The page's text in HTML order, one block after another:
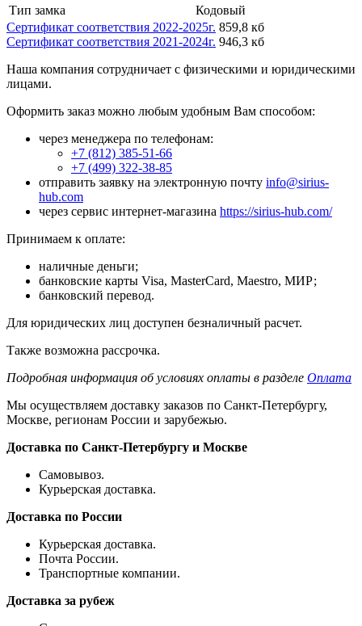
Тип замка
Кодовый
Сертификат соответствия 2022-2025г. 859,8 кб
Сертификат соответствия 2021-2024г. 946,3 кб
Наша компания сотрудничает с физическими и юридическими
лицами.
Оформить заказ можно любым удобным Вам способом:
через менеджера по телефонам:
+7 (812) 385-51-66
+7 (499) 322-38-85
отправить заявку на электронную почту info@sirius-
hub.com
через сервис интернет-магазина https://sirius-hub.com/
Принимаем к оплате:
наличные деньги;
банковские карты Visa, MasterCard, Maestro, МИР;
банковский перевод.
Для юридических лиц доступен безналичный расчет.
Также возможна рассрочка.
Подробная информация об условиях оплаты в разделе Оплата
Мы осуществляем доставку заказов по Санкт-Петербургу,
Москве, регионам России и зарубежью.
Доставка по Санкт-Петербургу и Москве
Самовывоз.
Курьерская доставка.
Доставка по России
Курьерская доставка.
Почта России.
Транспортные компании.
Доставка за рубеж